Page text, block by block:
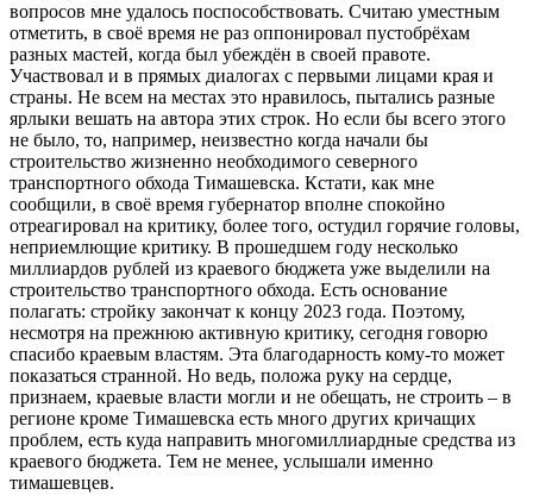
вопросов мне удалось поспособствовать. Считаю уместным
отметить, в своё время не раз оппонировал пустобрёхам
разных мастей, когда был убеждён в своей правоте.
Участвовал и в прямых диалогах с первыми лицами края и
страны. Не всем на местах это нравилось, пытались разные
ярлыки вешать на автора этих строк. Но если бы всего этого
не было, то, например, неизвестно когда начали бы
строительство жизненно необходимого северного
транспортного обхода Тимашевска. Кстати, как мне
сообщили, в своё время губернатор вполне спокойно
отреагировал на критику, более того, остудил горячие головы,
неприемлющие критику. В прошедшем году несколько
миллиардов рублей из краевого бюджета уже выделили на
строительство транспортного обхода. Есть основание
полагать: стройку закончат к концу 2023 года. Поэтому,
несмотря на прежнюю активную критику, сегодня говорю
спасибо краевым властям. Эта благодарность кому-то может
показаться странной. Но ведь, положа руку на сердце,
признаем, краевые власти могли и не обещать, не строить – в
регионе кроме Тимашевска есть много других кричащих
проблем, есть куда направить многомиллиардные средства из
краевого бюджета. Тем не менее, услышали именно
тимашевцев.